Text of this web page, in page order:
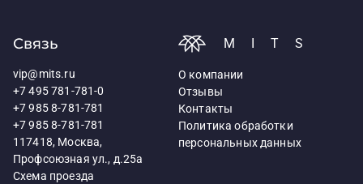
Связь
vip@mits.ru
+7 495 781-781-0
+7 985 8-781-781
+7 985 8-781-781
117418, Москва,
Профсоюзная ул., д.25а
Схема проезда
MITS
О компании
Отзывы
Контакты
Политика обработки
персональных данных